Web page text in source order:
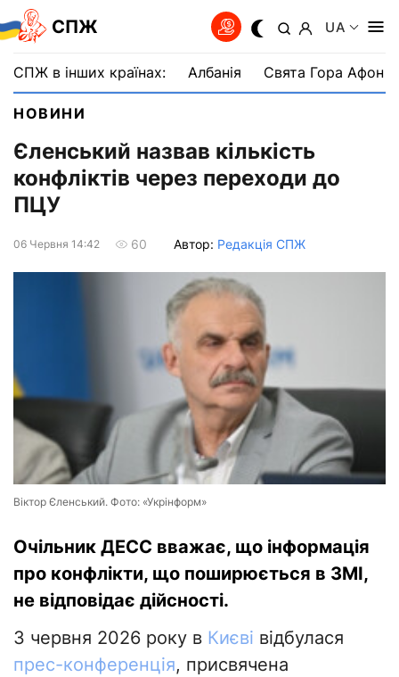
СПЖ UA
СПЖ в інших країнах: Албанія Свята Гора Афон
НОВИНИ
Єленський назвав кількість
конфліктів через переходи до
ПЦУ
06 Червня 14:42 60 Автор: Редакція СПЖ
Віктор Єленський. Фото: «Укрінформ»
Очільник ДЕСС вважає, що інформація
про конфлікти, що поширюється в ЗМІ,
не відповідає дійсності.
3 червня 2026 року в Києві відбулася
прес-конференція, присвячена